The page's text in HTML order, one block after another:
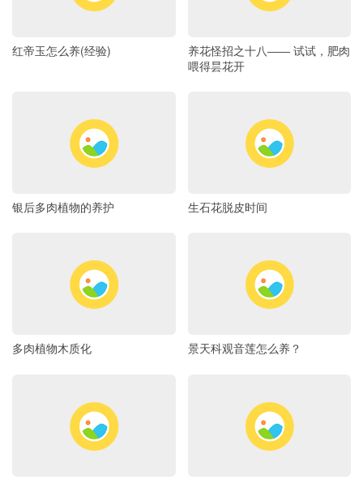
红帝玉怎么养(经验)
养花怪招之十八―― 试试，肥肉
喂得昙花开
银后多肉植物的养护 生石花脱皮时间
多肉植物木质化 景天科观音莲怎么养？